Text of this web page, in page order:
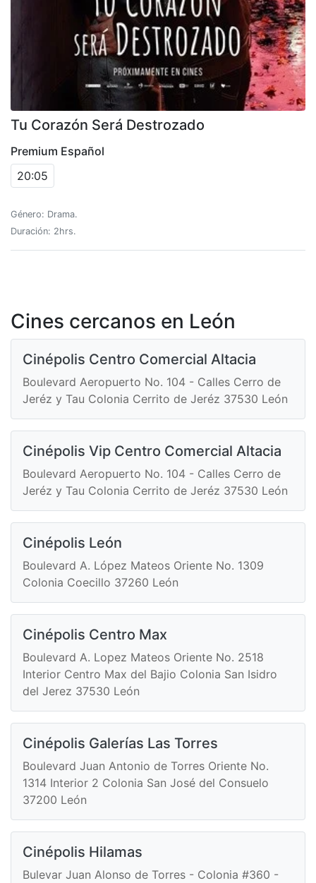
Tu Corazón Será Destrozado
Premium Español
20:05
Género: Drama.
Duración: 2hrs.
Cines cercanos en León
Cinépolis Centro Comercial Altacia
Boulevard Aeropuerto No. 104 - Calles Cerro de
Jeréz y Tau Colonia Cerrito de Jeréz 37530 León
Cinépolis Vip Centro Comercial Altacia
Boulevard Aeropuerto No. 104 - Calles Cerro de
Jeréz y Tau Colonia Cerrito de Jeréz 37530 León
Cinépolis León
Boulevard A. López Mateos Oriente No. 1309
Colonia Coecillo 37260 León
Cinépolis Centro Max
Boulevard A. Lopez Mateos Oriente No. 2518
Interior Centro Max del Bajio Colonia San Isidro
del Jerez 37530 León
Cinépolis Galerías Las Torres
Boulevard Juan Antonio de Torres Oriente No.
1314 Interior 2 Colonia San José del Consuelo
37200 León
Cinépolis Hilamas
Bulevar Juan Alonso de Torres - Colonia #360 -